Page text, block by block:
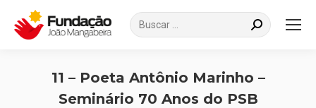
Search:
11 – Poeta Antônio Marinho –
Seminário 70 Anos do PSB